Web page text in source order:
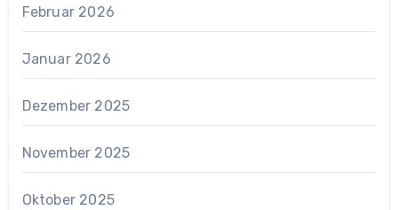
Februar 2026
Januar 2026
Dezember 2025
November 2025
Oktober 2025